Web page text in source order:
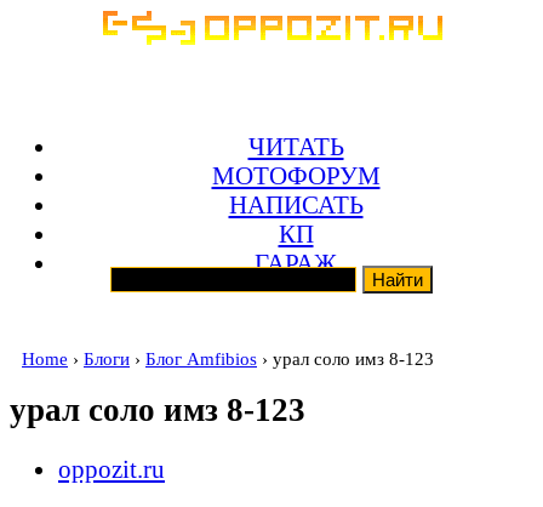
ЧИТАТЬ
МОТОФОРУМ
НАПИСАТЬ
КП
ГАРАЖ
Home › Блоги › Блог Amfibios › урал соло имз 8-123
урал соло имз 8-123
oppozit.ru